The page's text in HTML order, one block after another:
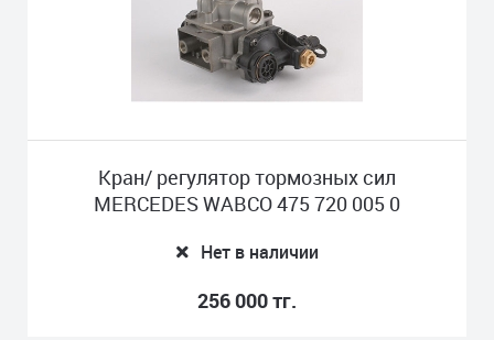
Кран/ регулятор тормозных сил
MERCEDES WABCO 475 720 005 0
Нет в наличии
256 000 тг.